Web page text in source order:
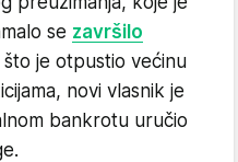
se završilo
što je otpustio većinu
novi vlasnik je
bankrotu uručio